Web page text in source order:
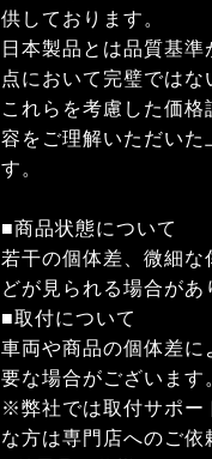
供しております。
日本製品とは品質基
点において完璧ではな
これらを考慮した価
容をご理解いただいた
す。
■商品状態について
若干の個体差、微細な
どが見られる場合があ
■取付について
車両や商品の個体差に
要な場合がございます
※弊社では取付サポー
な方は専門店へのご依